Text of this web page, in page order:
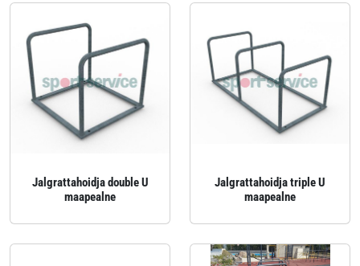
Jalgrattahoidja double U
maapealne
Jalgrattahoidja triple U
maapealne